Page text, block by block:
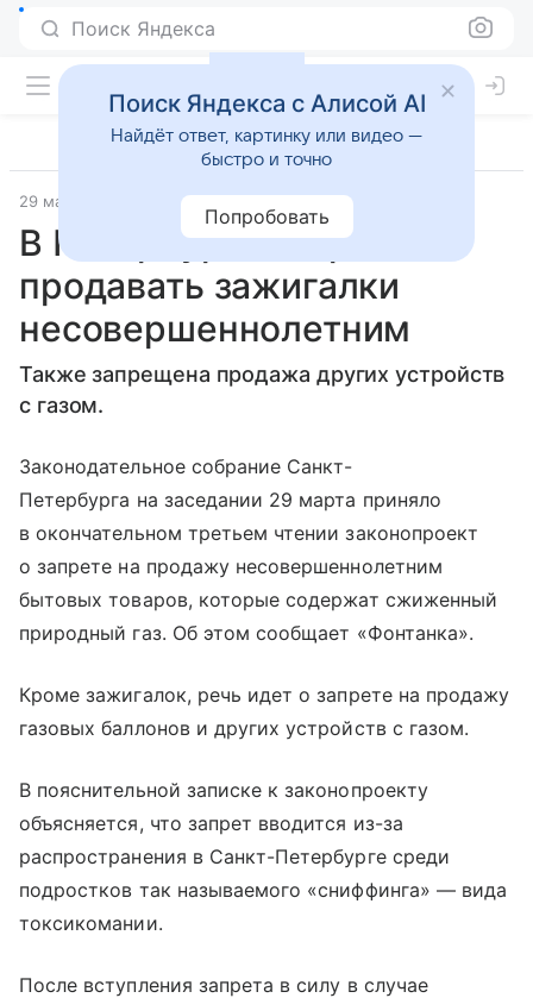
Поиск Яндекса
29 марта 2023 Газета.Ру
В Петербурге запретили
продавать зажигалки
несовершеннолетним
Также запрещена продажа других устройств
с газом.
Законодательное собрание Санкт-
Петербурга на заседании 29 марта приняло
в окончательном третьем чтении законопроект
о запрете на продажу несовершеннолетним
бытовых товаров, которые содержат сжиженный
природный газ. Об этом сообщает «Фонтанка».
Кроме зажигалок, речь идет о запрете на продажу
газовых баллонов и других устройств с газом.
В пояснительной записке к законопроекту
объясняется, что запрет вводится из-за
распространения в Санкт-Петербурге среди
подростков так называемого «сниффинга» — вида
токсикомании.
После вступления запрета в силу в случае
Поиск Яндекса с Алисой AI
Найдёт ответ, картинку или видео —
быстро и точно
Попробовать